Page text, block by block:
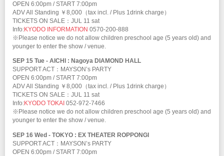
OPEN 6:00pm / START 7:00pm
ADV All Standing ￥8,000（tax incl. / Plus 1drink charge）
TICKETS ON SALE：JUL 11 sat
Info:KYODO INFORMATION 0570-200-888
※Please notice we do not allow children preschool age (5 years old) and
younger to enter the show / venue.
SEP 15 Tue - AICHI : Nagoya DIAMOND HALL
SUPPORT ACT：MAYSON’s PARTY
OPEN 6:00pm / START 7:00pm
ADV All Standing ￥8,000（tax incl. / Plus 1drink charge）
TICKETS ON SALE：JUL 11 sat
Info:KYODO TOKAI 052-972-7466
※Please notice we do not allow children preschool age (5 years old) and
younger to enter the show / venue.
SEP 16 Wed - TOKYO : EX THEATER ROPPONGI
SUPPORT ACT：MAYSON’s PARTY
OPEN 6:00pm / START 7:00pm